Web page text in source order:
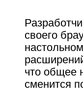
своего
что общее
сменится